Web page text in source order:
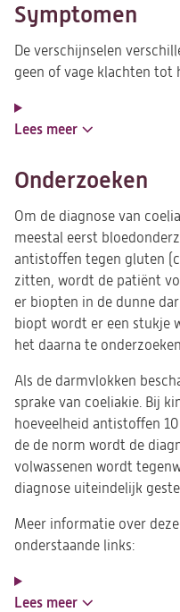
Symptomen
De verschijnselen
geen of vage klachten tot
Lees meer
Onderzoeken
Om de diagnose van
meestal eerst
antistoffen tegen gluten
zitten, wordt de patiënt
er biopten in de dunne
biopt wordt er een stukje
het daarna te
Als de darmvlokken
sprake van coeliakie. Bij
hoeveelheid antistoffen
de de norm wordt de
volwassenen wordt
diagnose uiteindelijk
Meer informatie over
onderstaande links:
Lees meer